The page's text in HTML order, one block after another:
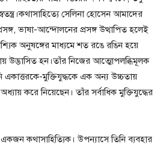
সেলিনা হোসেন আমাদের
ভাষা-আন্দোলনের প্রসঙ্গ উত্থাপিত হলেই
অনুষঙ্গের মাধ্যমে শত রঙে রঙিন হয়ে
উদ্ভাসিত হন।তাঁর নিজের আত্মোপলব্ধিমূলক
একাত্তরকে-মুক্তিযুদ্ধকে এক অন্য উচ্চতায়
করে নিয়েছেন। তাঁর সর্বাধিক মুক্তিযুদ্ধের
কথাসাহিত্যিক। উপন্যাসে তিনি ব্যবহার